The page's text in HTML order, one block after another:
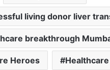
living donor liver
breakthrough
Heroes